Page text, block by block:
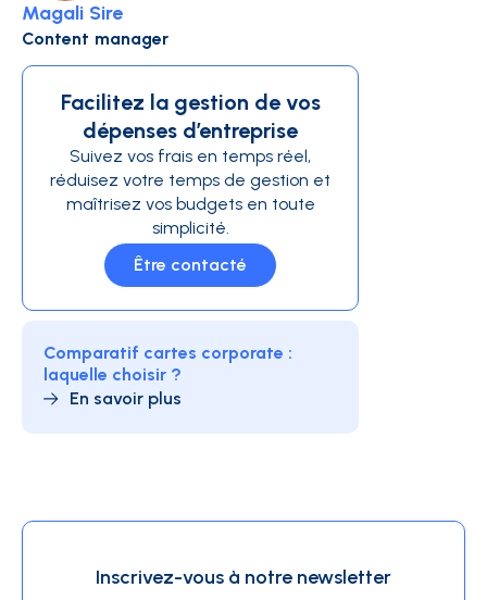
Magali Sire
Content manager
Facilitez la gestion de vos
dépenses d’entreprise
Suivez vos frais en temps réel,
réduisez votre temps de gestion et
maîtrisez vos budgets en toute
simplicité.
Être contacté
Comparatif cartes corporate :
laquelle choisir ?
En savoir plus
Inscrivez-vous à notre newsletter